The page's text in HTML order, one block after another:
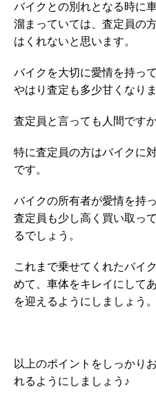
バイクとの別れとなる時に
溜まっていては、査定員の
はくれないと思います。
バイクを大切に愛情を持っ
やはり査定も多少甘くなりま
査定員と言っても人間ですか
特に査定員の方はバイクに
です。
バイクの所有者が愛情を持
査定員も少し高く買い取っ
るでしょう。
これまで乗せてくれたバイ
めて、車体をキレイにして
を迎えるようにしましょう。
以上のポイントをしっかり
れるようにしましょう♪